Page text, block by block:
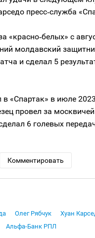
пресс‑служба
«красно‑белых» с
молдавский
и сделал 5
«Спартак» в июле
провел за
6 голевых
Комментировать
Олег Рябчук Хуан
Альфа-Банк РПЛ